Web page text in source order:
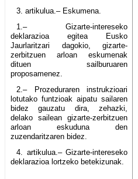
3. artikulua.– Eskumena.
1.– Gizarte-intereseko
deklarazioa egitea Eusko
Jaurlaritzari dagokio, gizarte-
zerbitzuen arloan eskumenak
dituen sailburuaren
proposamenez.
2.– Prozeduraren instrukzioari
lotutako funtzioak aipatu sailaren
bidez gauzatu dira, zehazki,
delako sailean gizarte-zerbitzuen
arloan eskuduna den
zuzendaritzaren bidez.
4. artikulua.– Gizarte-intereseko
deklarazioa lortzeko betekizunak.